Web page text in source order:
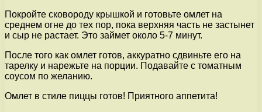
Покройте сковороду крышкой и готовьте омлет на
среднем огне до тех пор, пока верхняя часть не застынет
и сыр не растает. Это займет около 5-7 минут.
После того как омлет готов, аккуратно сдвиньте его на
тарелку и нарежьте на порции. Подавайте с томатным
соусом по желанию.
Омлет в стиле пиццы готов! Приятного аппетита!